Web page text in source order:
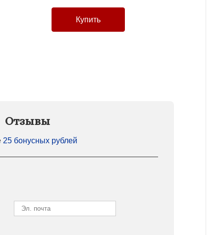
Отзывы
25 бонусных рублей